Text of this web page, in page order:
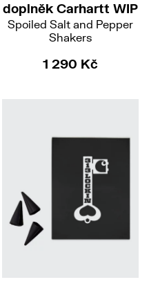
doplněk Carhartt WIP
Spoiled Salt and Pepper
Shakers
1 290 Kč